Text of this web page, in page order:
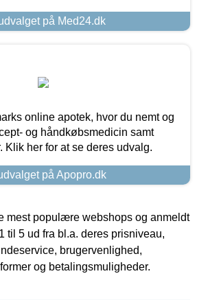
på Med24.dk
online apotek, hvor du nemt og
og håndkøbsmedicin samt
Klik her for at se deres udvalg.
på Apopro.dk
mest populære webshops og anmeldt
til 5 ud fra bl.a. deres prisniveau,
brugervenlighed,
og betalingsmuligheder.